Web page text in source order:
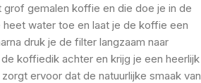
grof gemalen koffie en die doe je in de
water toe en laat je de koffie een
druk je de filter langzaam naar
koffiedik achter en krijg je een heerlijk
ervoor dat de natuurlijke smaak van